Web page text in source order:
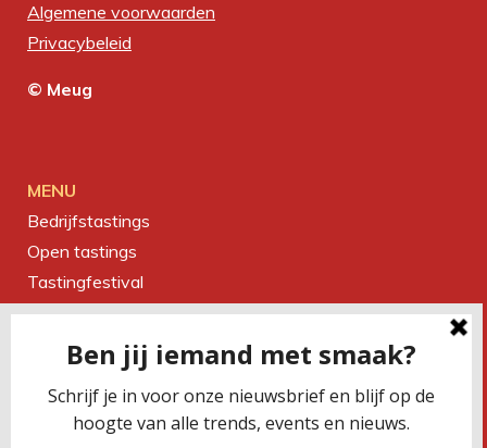
Algemene voorwaarden
Privacybeleid
© Meug
MENU
Bedrijfstastings
Open tastings
Tastingfestival
Magazine
Over ons